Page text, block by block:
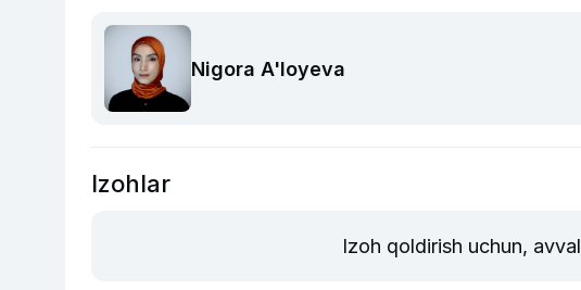
Nigora A'loyeva
Izohlar
Izoh qoldirish uchun, avval